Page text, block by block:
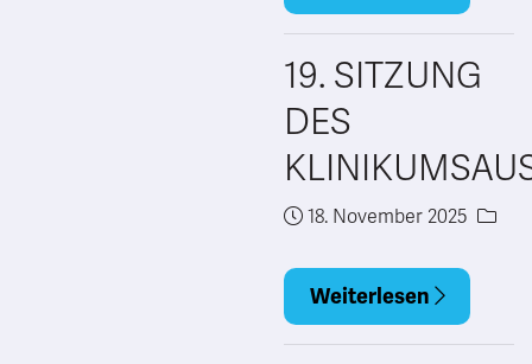
19. SITZUNG
DES
18. November 2025
Weiterlesen